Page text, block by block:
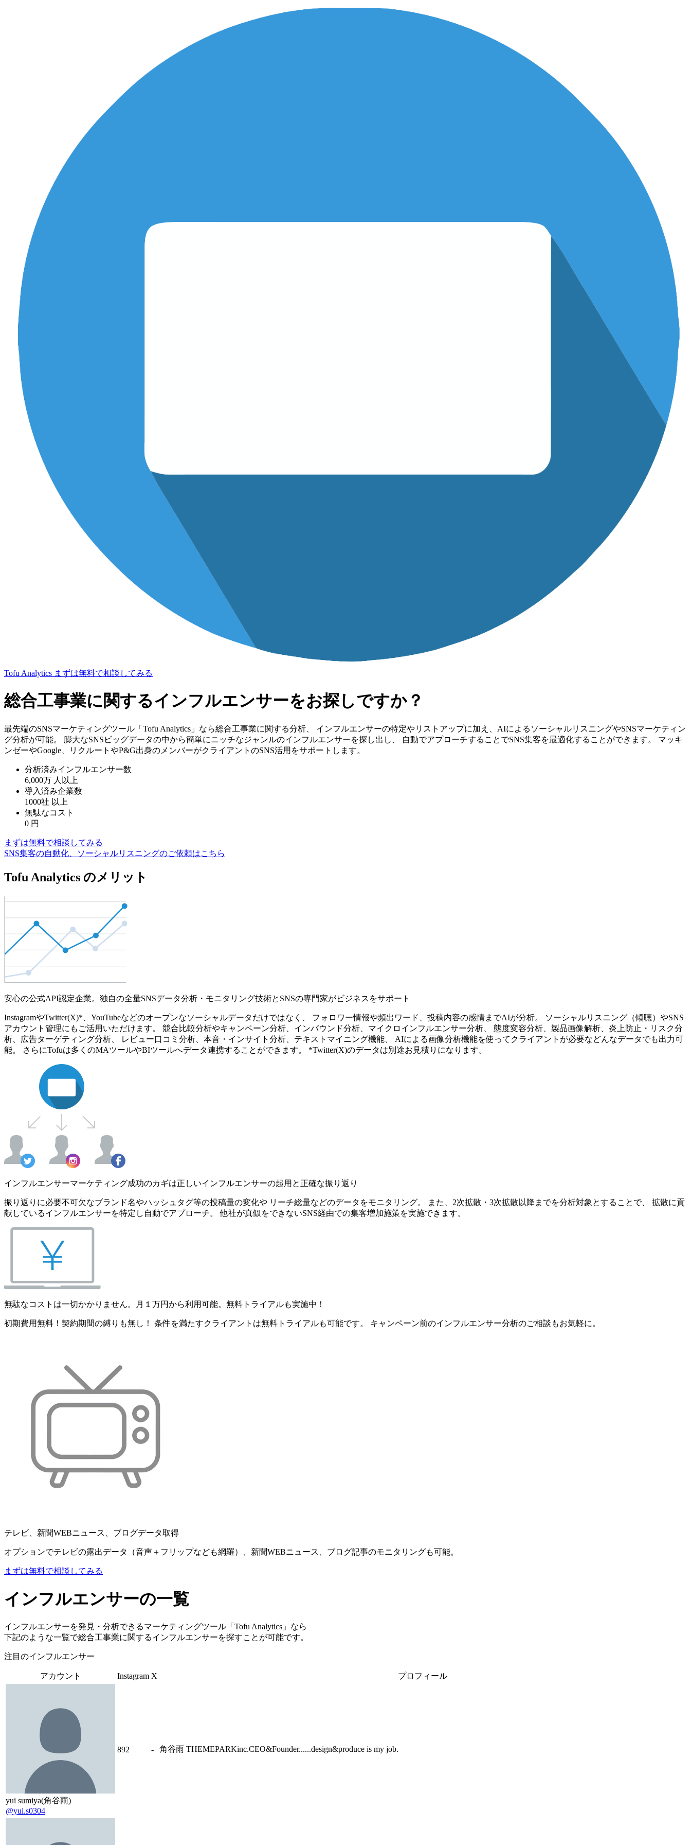
Tofu Analytics まずは無料で相談してみる
総合工事業に関するインフルエンサーをお探しですか？
最先端のSNSマーケティングツール「Tofu Analytics」なら総合工事業に関する分析、 インフルエンサーの特定やリストアップに加え、AIによるソーシャルリスニングやSNSマーケティン
グ分析が可能。 膨大なSNSビッグデータの中から簡単にニッチなジャンルのインフルエンサーを探し出し、 自動でアプローチすることでSNS集客を最適化することができます。 マッキ
ンゼーやGoogle、リクルートやP&G出身のメンバーがクライアントのSNS活用をサポートします。
分析済みインフルエンサー数
6,000万 人以上
導入済み企業数
1000社 以上
無駄なコスト
0 円
まずは無料で相談してみる
SNS集客の自動化、ソーシャルリスニングのご依頼はこちら
Tofu Analytics のメリット
安心の公式API認定企業。独自の全量SNSデータ分析・モニタリング技術とSNSの専門家がビジネスをサポート
InstagramやTwitter(X)*、YouTubeなどのオープンなソーシャルデータだけではなく、 フォロワー情報や頻出ワード、投稿内容の感情までAIが分析。 ソーシャルリスニング（傾聴）やSNS
アカウント管理にもご活用いただけます。 競合比較分析やキャンペーン分析、インバウンド分析、マイクロインフルエンサー分析、 態度変容分析、製品画像解析、炎上防止・リスク分
析、広告ターゲティング分析、 レビュー口コミ分析、本音・インサイト分析、テキストマイニング機能、 AIによる画像分析機能を使ってクライアントが必要などんなデータでも出力可
能。 さらにTofuは多くのMAツールやBIツールへデータ連携することができます。 *Twitter(X)のデータは別途お見積りになります。
インフルエンサーマーケティング成功のカギは正しいインフルエンサーの起用と正確な振り返り
振り返りに必要不可欠なブランド名やハッシュタグ等の投稿量の変化や リーチ総量などのデータをモニタリング。 また、2次拡散・3次拡散以降までを分析対象とすることで、 拡散に貢
献しているインフルエンサーを特定し自動でアプローチ。 他社が真似をできないSNS経由での集客増加施策を実施できます。
無駄なコストは一切かかりません。月１万円から利用可能。無料トライアルも実施中！
初期費用無料！契約期間の縛りも無し！ 条件を満たすクライアントは無料トライアルも可能です。 キャンペーン前のインフルエンサー分析のご相談もお気軽に。
テレビ、新聞WEBニュース、ブログデータ取得
オプションでテレビの露出データ（音声＋フリップなども網羅）、新聞WEBニュース、ブログ記事のモニタリングも可能。
まずは無料で相談してみる
インフルエンサーの一覧
インフルエンサーを発見・分析できるマーケティングツール「Tofu Analytics」なら
下記のような一覧で総合工事業に関するインフルエンサーを探すことが可能です。
注目のインフルエンサー
アカウント Instagram X プロフィール
yui sumiya(角谷雨)
@yui.s0304
892 - 角谷雨 THEMEPARKinc.CEO&Founder......design&produce is my job.